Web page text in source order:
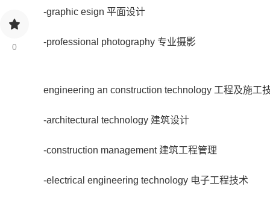
0
-graphic esign 平面设计
-professional photography 专业摄影
engineering an construction technology 工程及施工
-architectural technology 建筑设计
-construction management 建筑工程管理
-electrical engineering technology 电子工程技术